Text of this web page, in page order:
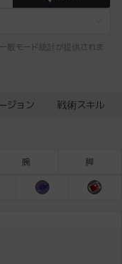
クレイヴァー クロエ
ティア テオドール
般モード統計が提供されま
ジョン 戦術スキル
腕 脚